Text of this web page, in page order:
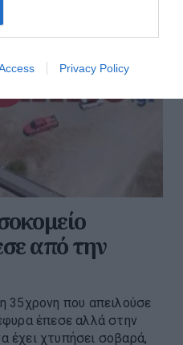
Privacy Policy
από την
35χρονη που απειλούσε
έπεσε αλλά στην
έχει χτυπήσει σοβαρά,